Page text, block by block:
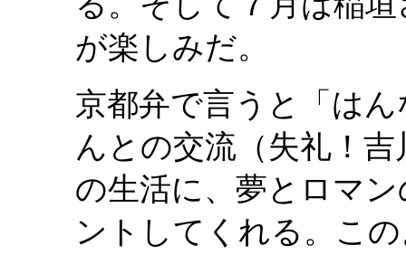
が楽しみだ。
京都弁で言うと「は
んとの交流（失礼！
の生活に、夢とロマ
ントしてくれる。こ